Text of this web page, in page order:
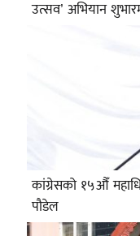
उत्सव’ अभियान
कांग्रेसको १५औँ
पौडेल